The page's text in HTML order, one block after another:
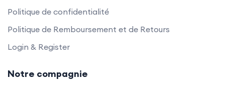
Politique de confidentialité
Politique de Remboursement et de Retours
Login & Register
Notre compagnie